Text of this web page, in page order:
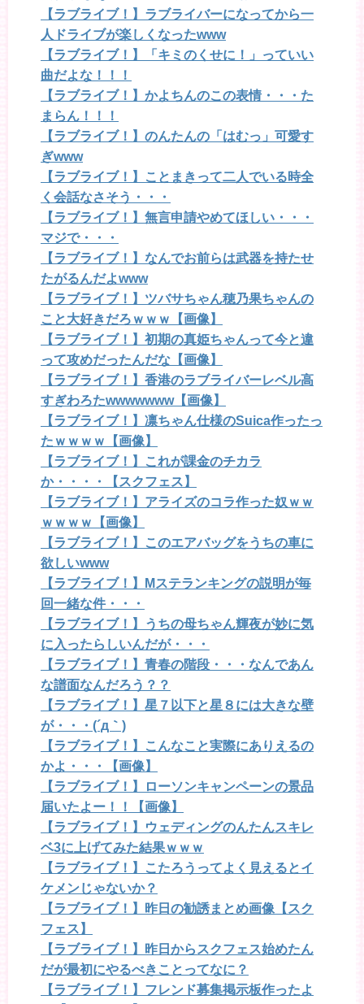
【ラブライブ！】ラブライバーになってから一
人ドライブが楽しくなったwww
【ラブライブ！】「キミのくせに！」っていい
曲だよな！！！
【ラブライブ！】かよちんのこの表情・・・た
まらん！！！
【ラブライブ！】のんたんの「はむっ」可愛す
ぎwww
【ラブライブ！】ことまきって二人でいる時全
く会話なさそう・・・
【ラブライブ！】無言申請やめてほしい・・・
マジで・・・
【ラブライブ！】なんでお前らは武器を持たせ
たがるんだよwww
【ラブライブ！】ツバサちゃん穂乃果ちゃんの
こと大好きだろｗｗｗ【画像】
【ラブライブ！】初期の真姫ちゃんって今と違
って攻めだったんだな【画像】
【ラブライブ！】香港のラブライバーレベル高
すぎわろたwwwwwww【画像】
【ラブライブ！】凛ちゃん仕様のSuica作ったっ
たｗｗｗｗ【画像】
【ラブライブ！】これが課金のチカラ
か・・・・【スクフェス】
【ラブライブ！】アライズのコラ作った奴ｗｗ
ｗｗｗｗ【画像】
【ラブライブ！】このエアバッグをうちの車に
欲しいwww
【ラブライブ！】Mステランキングの説明が毎
回一緒な件・・・
【ラブライブ！】うちの母ちゃん輝夜が妙に気
に入ったらしいんだが・・・
【ラブライブ！】青春の階段・・・なんであん
な譜面なんだろう？？
【ラブライブ！】星７以下と星８には大きな壁
が・・・(´д｀)
【ラブライブ！】こんなこと実際にありえるの
かよ・・・【画像】
【ラブライブ！】ローソンキャンペーンの景品
届いたよー！！【画像】
【ラブライブ！】ウェディングのんたんスキレ
ベ3に上げてみた結果ｗｗｗ
【ラブライブ！】こたろうってよく見えるとイ
ケメンじゃないか？
【ラブライブ！】昨日の勧誘まとめ画像【スク
フェス】
【ラブライブ！】昨日からスクフェス始めたん
だが最初にやるべきことってなに？
【ラブライブ！】フレンド募集掲示板作ったよ